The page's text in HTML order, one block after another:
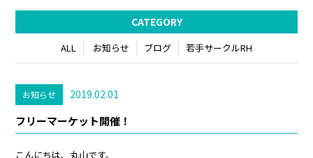
CATEGORY
ALL お知らせ ブログ 若手サークルRH
お知らせ 2019.02.01
フリーマーケット開催！
こんにちは、丸山です。